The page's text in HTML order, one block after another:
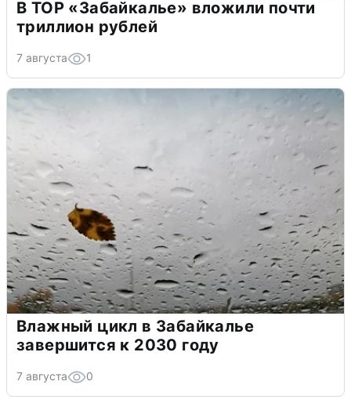
В ТОР «Забайкалье» вложили почти
триллион рублей
7 августа 1
Влажный цикл в Забайкалье
завершится к 2030 году
7 августа 0